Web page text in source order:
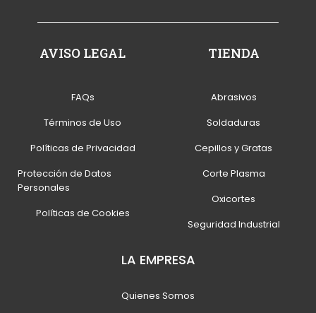
LA EMPRESA
Quienes Somos
TIENDA
Abrasivos
Soldaduras
Cepillos y Gratas
Corte Plasma
Oxicortes
Seguridad Industrial
AVISO LEGAL
FAQs
Términos de Uso
Políticas de Privacidad
Protección de Datos
Personales
Políticas de Cookies